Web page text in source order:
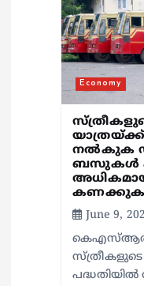
Economy
നല്‍കുക
ബസുകള്‍
June 9,